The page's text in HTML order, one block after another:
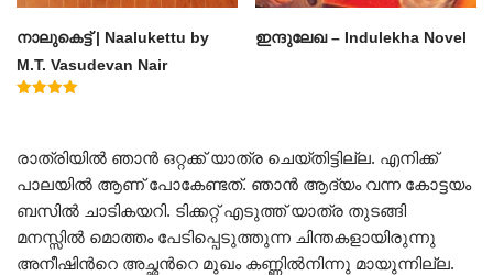
നാലുകെട്ട് | Naalukettu by
M.T. Vasudevan Nair
ഇന്ദുലേഖ – Indulekha Novel
രാത്രിയില്‍ ഞാന്‍ ഒറ്റക്ക് യാത്ര ചെയ്തിട്ടില്ല. എനിക്ക്
പാലയില്‍ ആണ് പോകേണ്ടത്. ഞാന്‍ ആദ്യം വന്ന കോട്ടയം
ബസില്‍ ചാടികയറി. ടിക്കറ്റ്‌ എടുത്ത് യാത്ര തുടങ്ങി
മനസ്സില്‍ മൊത്തം പേടിപ്പെടുത്തുന്ന ചിന്തകളായിരുന്നു
അനീഷിന്‍റെ അച്ഛന്‍റെ മുഖം കണ്ണില്‍നിന്നു മായുന്നില്ല.